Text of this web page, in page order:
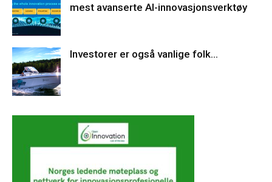
mest avanserte AI-innovasjonsverktøy
Investorer er også vanlige folk…